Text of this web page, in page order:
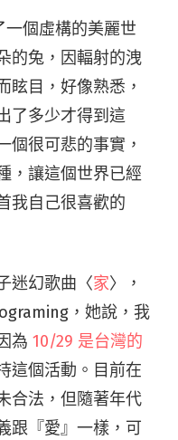
個虛構的美麗世
的兔，因輻射的洩
眩目，好像熟悉，
了多少才得到這
個很可悲的事實，
，讓這個世界已經
我自己很喜歡的
迷幻歌曲〈家〉，
，她說，我
為 10/29 是台灣的
這個活動。目前在
合法，但隨著年代
跟『愛』一樣，可